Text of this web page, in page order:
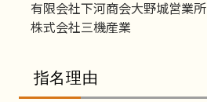
有限会社下河商会大野城営業所
株式会社三機産業
指名理由